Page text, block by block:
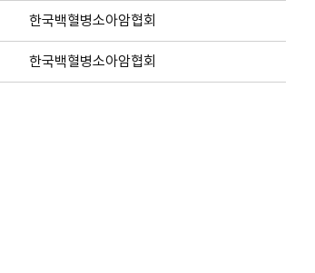
한국백혈병소아암협회
한국백혈병소아암협회